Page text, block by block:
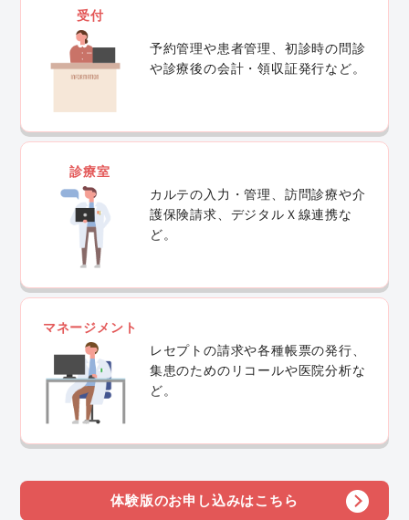
受付
予約管理や患者管理、初診時の問診
や診療後の会計・領収証発行など。
診療室
カルテの入力・管理、訪問診療や介
護保険請求、デジタルＸ線連携な
ど。
マネージメント
レセプトの請求や各種帳票の発行、
集患のためのリコールや医院分析な
ど。
体験版のお申し込みはこちら